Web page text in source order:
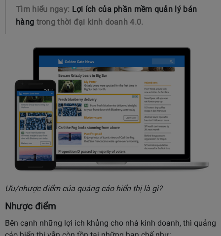
Tìm hiểu ngay: Lợi ích của phần mềm quản lý bán
hàng trong thời đại kinh doanh 4.0.
Ưu/nhược điểm của quảng cáo hiển thị là gì?
Nhược điểm
Bên cạnh những lợi ích khủng cho nhà kinh doanh, thì quảng